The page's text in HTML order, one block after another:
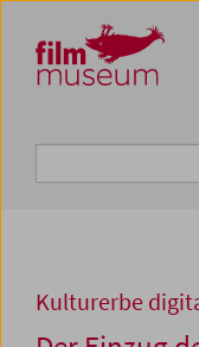
Zum Inhalt
Zum Hauptmenü
Zur Servicenavigation
Zum Suche
Kulturerbe